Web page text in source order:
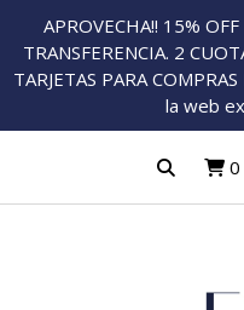
APROVECHA!! 15%
TRANSFERENCIA. 2
TARJETAS PARA
la web
0